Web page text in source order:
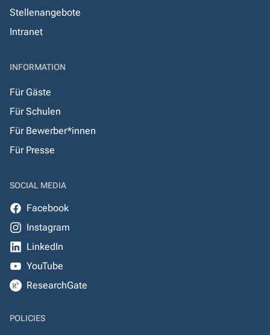
Stellenangebote
Intranet
INFORMATION
Für Gäste
Für Schulen
Für Bewerber*innen
Für Presse
SOCIAL MEDIA
Facebook
Instagram
LinkedIn
YouTube
ResearchGate
POLICIES